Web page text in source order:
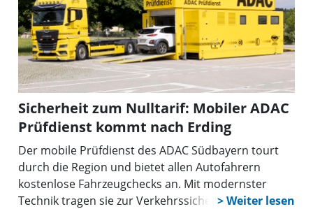
Sicherheit zum Nulltarif: Mobiler ADAC
Prüfdienst kommt nach Erding
Der mobile Prüfdienst des ADAC Südbayern tourt
durch die Region und bietet allen Autofahrern
kostenlose Fahrzeugchecks an. Mit modernster
Technik tragen sie zur Verkehrssicherheit bei.